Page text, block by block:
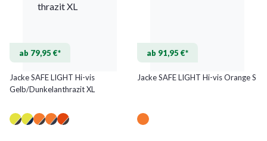
ab 79,95 €*
Jacke SAFE LIGHT Hi-vis
Gelb/Dunkelanthrazit XL
ab 91,95 €*
Jacke SAFE LIGHT Hi-vis Orange S